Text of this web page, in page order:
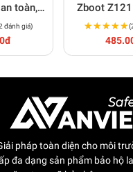
toàn,
đinh,
đánh giá)
Zboot
bền, chống
★★★★★
★★★★★
pháp toàn diện cho môi
đa dạng sản phẩm bảo hộ